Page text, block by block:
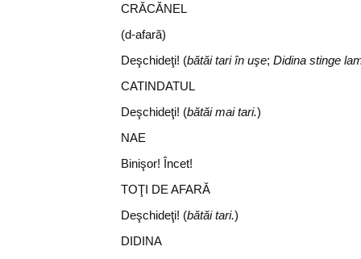
CRĂCĂNEL
(d-afară)
Deşchideţi! (bătăi tari în uşe; Didina stinge
CATINDATUL
Deşchideţi! (bătăi mai tari.)
NAE
Binişor! Încet!
TOŢI DE AFARĂ
Deşchideţi! (bătăi tari.)
DIDINA